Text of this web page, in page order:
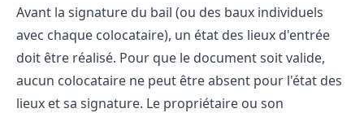
Avant la signature du bail (ou des baux individuels
avec chaque colocataire), un état des lieux d'entrée
doit être réalisé. Pour que le document soit valide,
aucun colocataire ne peut être absent pour l'état des
lieux et sa signature. Le propriétaire ou son